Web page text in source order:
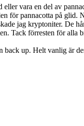
vara en del av
för pannacotta på glid.
jag kryptoniter. De
Tack förresten för alla
up. Helt vanlig är